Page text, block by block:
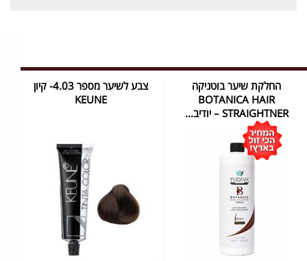
החלקת שיער בוטניקה
BOTANICA HAIR
STRAIGHTNER – יודיב...
צבע לשיער מספר 4.03- קיון
KEUNE